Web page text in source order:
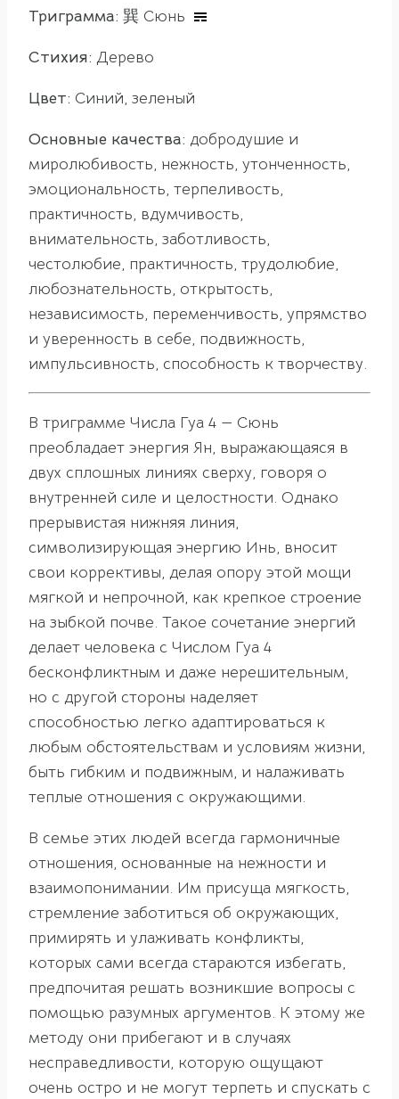
Триграмма: 巽 Сюнь
Стихия: Дерево
Цвет: Синий, зеленый
Основные качества: добродушие и
миролюбивость, нежность, утонченность,
эмоциональность, терпеливость,
практичность, вдумчивость,
внимательность, заботливость,
честолюбие, практичность, трудолюбие,
любознательность, открытость,
независимость, переменчивость, упрямство
и уверенность в себе, подвижность,
импульсивность, способность к творчеству.
В триграмме Числа Гуа 4 — Сюнь
преобладает энергия Ян, выражающаяся в
двух сплошных линиях сверху, говоря о
внутренней силе и целостности. Однако
прерывистая нижняя линия,
символизирующая энергию Инь, вносит
свои коррективы, делая опору этой мощи
мягкой и непрочной, как крепкое строение
на зыбкой почве. Такое сочетание энергий
делает человека с Числом Гуа 4
бесконфликтным и даже нерешительным,
но с другой стороны наделяет
способностью легко адаптироваться к
любым обстоятельствам и условиям жизни,
быть гибким и подвижным, и налаживать
теплые отношения с окружающими.
В семье этих людей всегда гармоничные
отношения, основанные на нежности и
взаимопонимании. Им присуща мягкость,
стремление заботиться об окружающих,
примирять и улаживать конфликты,
которых сами всегда стараются избегать,
предпочитая решать возникшие вопросы с
помощью разумных аргументов. К этому же
методу они прибегают и в случаях
несправедливости, которую ощущают
очень остро и не могут терпеть и спускать с